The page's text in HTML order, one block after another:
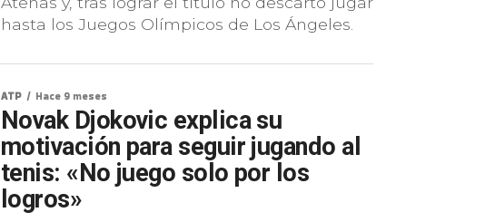
hasta los Juegos Olímpicos de Los Ángeles.
ATP Hace 9 meses
Novak Djokovic explica su
motivación para seguir jugando al
tenis: «No juego solo por los
logros»